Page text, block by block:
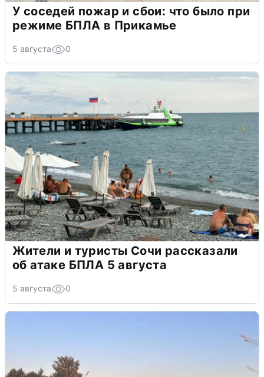
У соседей пожар и сбои: что было при
режиме БПЛА в Прикамье
5 августа 0
Жители и туристы Сочи рассказали
об атаке БПЛА 5 августа
5 августа 0